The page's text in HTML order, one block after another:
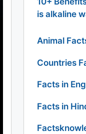
is alkaline
Animal
Countries
Facts in
Facts in